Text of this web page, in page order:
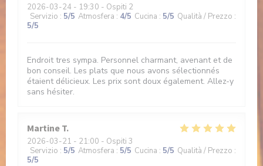
2026-03-24 - 19:30 - Ospiti 2
Servizio : 5/5 Atmosfera : 4/5 Cucina : 5/5 Qualità / Prezzo :
5/5
Endroit tres sympa. Personnel charmant, avenant et de
bon conseil. Les plats que nous avons sélectionnés
étaient délicieux. Les prix sont doux également. Allez-y
sans hésiter.
Martine T
2026-03-21 - 21:00 - Ospiti 3
Servizio : 5/5 Atmosfera : 5/5 Cucina : 5/5 Qualità / Prezzo :
5/5